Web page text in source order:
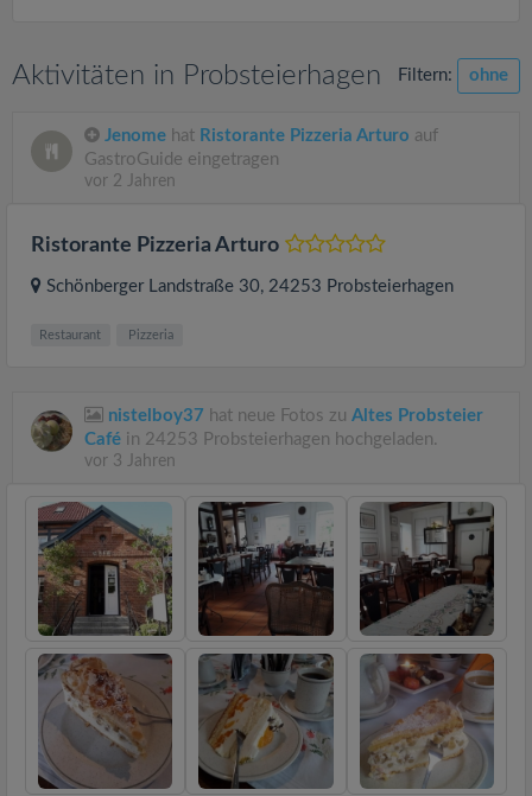
Aktivitäten in Probsteierhagen Filtern: ohne
Jenome hat Ristorante Pizzeria Arturo auf
GastroGuide eingetragen
vor 2 Jahren
Ristorante Pizzeria Arturo
Schönberger Landstraße 30, 24253 Probsteierhagen
Restaurant Pizzeria
nistelboy37 hat neue Fotos zu Altes Probsteier
Café in 24253 Probsteierhagen hochgeladen.
vor 3 Jahren